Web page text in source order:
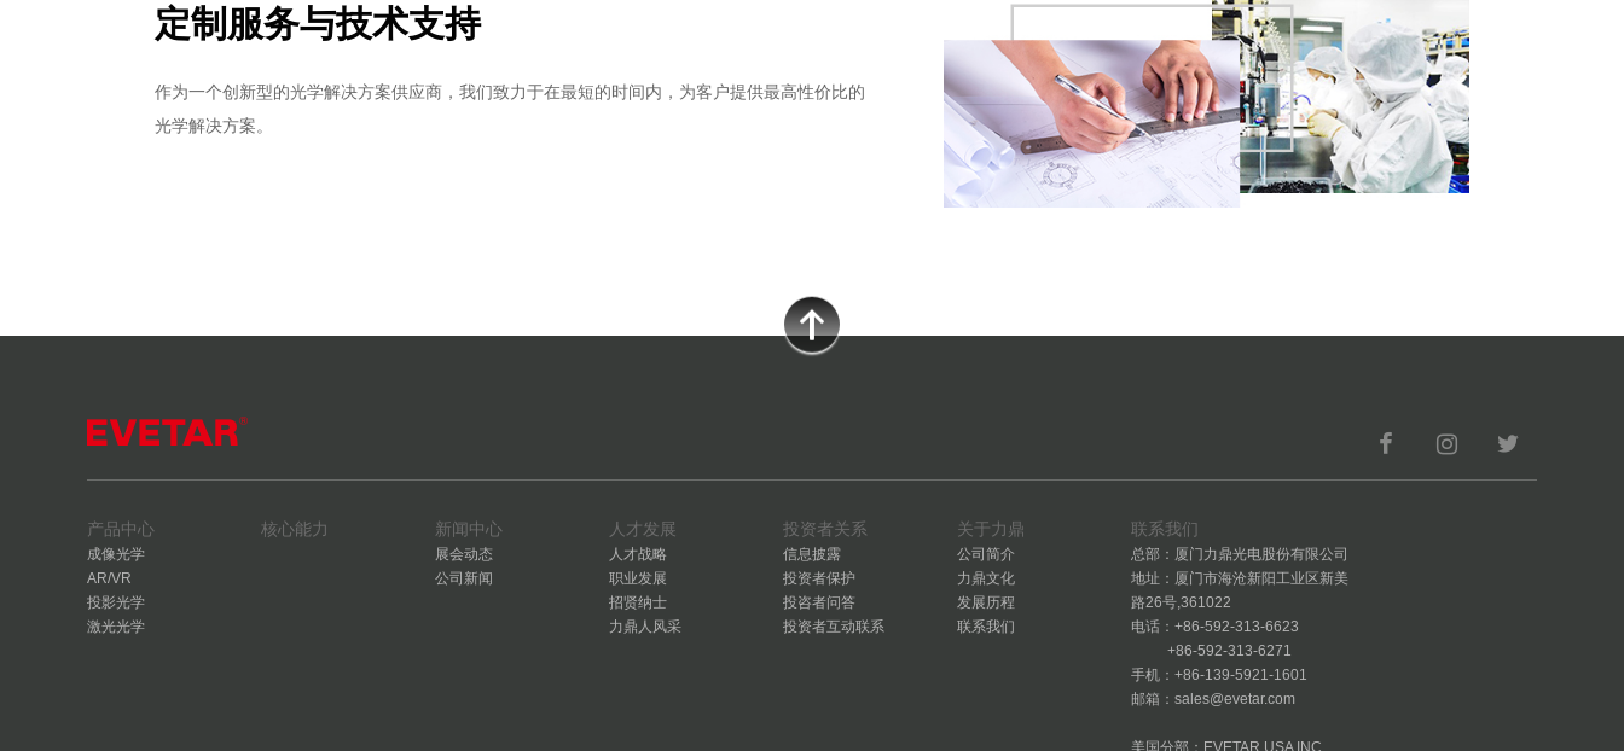
定制服务与技术支持
作为一个创新型的光学解决方案供应商，我们致力于在最短的时间内，为客户提供最高性价比的
光学解决方案。
产品中心
成像光学
AR/VR
投影光学
激光光学
核心能力 新闻中心
展会动态
公司新闻
人才发展
人才战略
职业发展
招贤纳士
力鼎人风采
投资者关系
信息披露
投资者保护
投咨者问答
投资者互动联系
关于力鼎
公司简介
力鼎文化
发展历程
联系我们
联系我们
总部：厦门力鼎光电股份有限公司
地址：厦门市海沧新阳工业区新美
路26号,361022
电话：+86-592-313-6623
+86-592-313-6271
手机：+86-139-5921-1601
邮箱：sales@evetar.com
美国分部：EVETAR USA INC.